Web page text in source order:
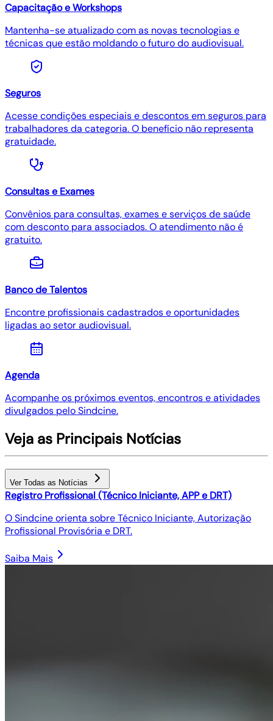
Capacitação e Workshops
Mantenha-se atualizado com as novas tecnologias e
técnicas que estão moldando o futuro do audiovisual.
Seguros
Acesse condições especiais e descontos em seguros para
trabalhadores da categoria. O benefício não representa
gratuidade.
Consultas e Exames
Convênios para consultas, exames e serviços de saúde
com desconto para associados. O atendimento não é
gratuito.
Banco de Talentos
Encontre profissionais cadastrados e oportunidades
ligadas ao setor audiovisual.
Agenda
Acompanhe os próximos eventos, encontros e atividades
divulgados pelo Sindcine.
Veja as Principais Notícias
Ver Todas as Notícias
Registro Profissional (Técnico Iniciante, APP e DRT)
O Sindcine orienta sobre Técnico Iniciante, Autorização
Profissional Provisória e DRT.
Saiba Mais